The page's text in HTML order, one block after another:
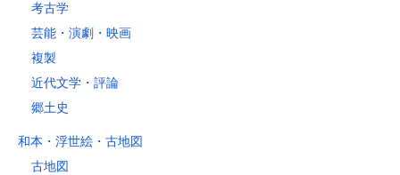
考古学
芸能・演劇・映画
複製
近代文学・評論
郷土史
和本・浮世絵・古地図
古地図